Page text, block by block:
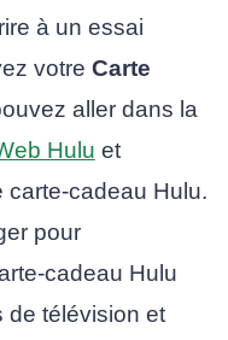
à un essai
votre Carte
aller dans la
Hulu et
carte-cadeau Hulu.
pour
cadeau Hulu
de télévision et